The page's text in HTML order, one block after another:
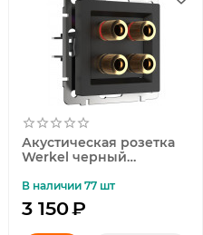
Акустическая розетка
Werkel черный
4690389157059
В наличии 77 шт
3 150₽